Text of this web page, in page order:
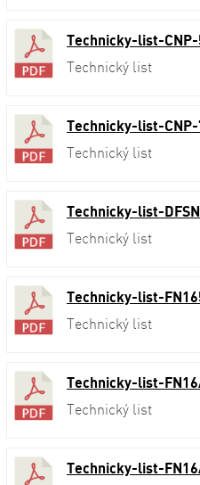
Technicky-list-
Technický list
Technicky-list-
Technický list
Technicky-list-
Technický list
Technicky-list-
Technický list
Technicky-list-
Technický list
Technicky-list-